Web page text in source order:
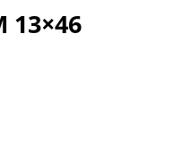
13×46